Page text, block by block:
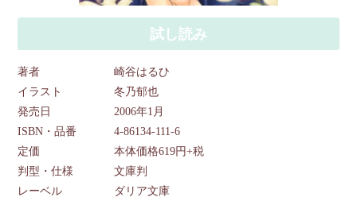
試し読み
著者
崎谷はるひ
イラスト
冬乃郁也
発売日
2006年1月
ISBN・品番
4-86134-111-6
定価
本体価格619円+税
判型・仕様
文庫判
レーベル
ダリア文庫